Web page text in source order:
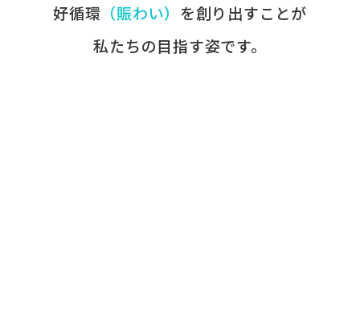
好循環 ​（賑わい） を​創り出すことが
​私たちの​目指す姿です。​